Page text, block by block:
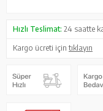
Hızlı Teslimat: 24 saatte
Kargo ücreti içintıklayın